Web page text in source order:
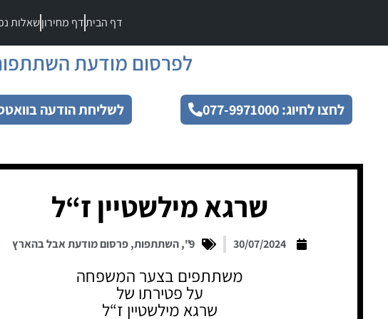
דף הביתדף מחירוןשאלות
לפרסום מודעת
לחצו לחיוג: 077-9971000 לשליחת הודעה
שרגא מילשטיין ז“ל
30/07/2024
9"
,השתתפות,פרסום מודעת אבל בהארץ
משתתפים בצער המשפחה
על פטירתו של
שרגא מילשטיין ז“ל